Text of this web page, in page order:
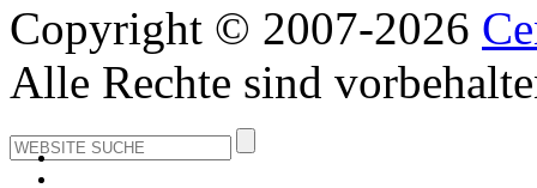
Copyright © 2007-2026
Alle Rechte sind